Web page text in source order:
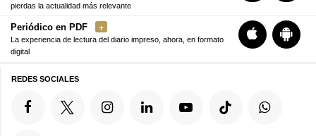
pierdas la actualidad más relevante
Periódico en PDF
La experiencia de lectura del diario impreso, ahora, en formato
digital
REDES SOCIALES